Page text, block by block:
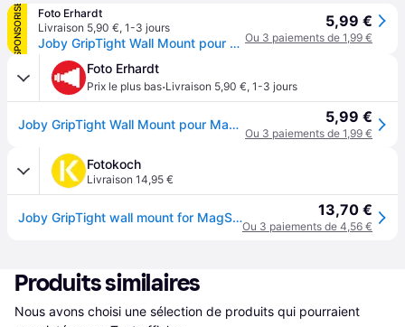
SPONSORISÉ
Foto Erhardt
Livraison 5,90 €, 1-3 jours
Joby GripTight Wall Mount pour MagSafe
5,99 €
Ou 3 paiements de 1,99 €
Foto Erhardt
Prix le plus bas·Livraison 5,90 €, 1-3 jours
Joby GripTight Wall Mount pour MagSafe 5,99 €
Ou 3 paiements de 1,99 €
Fotokoch
Livraison 14,95 €
Joby GripTight wall mount for MagSafe 13,70 €
Ou 3 paiements de 4,56 €
Produits similaires
Nous avons choisi une sélection de produits qui pourraient